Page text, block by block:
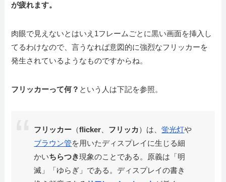
が疲れます。
肉眼で見えないとはいえ1フレームごとに黒い画面を挿入し
てるわけなので、言うなれば意図的に強烈なフリッカーを
発生されているようなものですからね。
フリッカーって何？ という人は下記を参照。
フリッカー （flicker フリッカ）は、蛍光灯や
ブラウン管を用いたディスプレイに生じる細
かいちらつき現象のことである。原義は「明
滅」「ゆらぎ」である。ディスプレイの書き